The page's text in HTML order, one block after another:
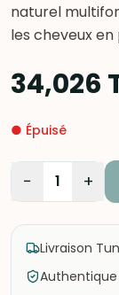
naturel
les cheveux
34,026
● Épuisé
− 1 +
Livraison
Authentique